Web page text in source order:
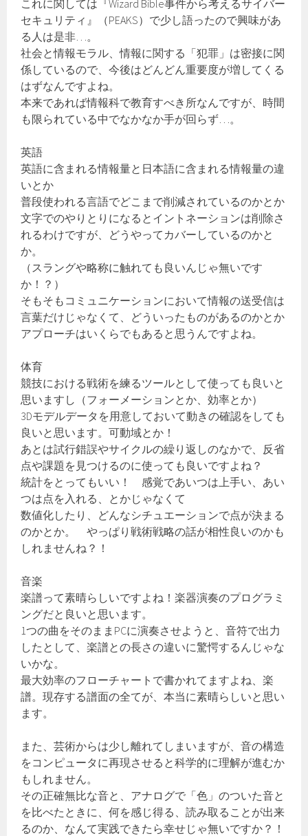
これに関しては『Wizard Bible事件から考えるサイバー
セキュリティ』（PEAKS）で少し語ったので興味があ
る人は是非…。
社会と情報モラル、情報に関する「犯罪」は密接に関
係しているので、今後はどんどん重要度が増してくる
はずなんですよね。
本来であれば情報科で教育すべき所なんですが、時間
も限られている中でなかなか手が回らず…。
英語
英語に含まれる情報量と日本語に含まれる情報量の違
いとか
普段使われる言語でどこまで削減されているのかとか
文字でのやりとりになるとイントネーションは削除さ
れるわけですが、どうやってカバーしているのかと
か。
（スラングや略称に触れても良いんじゃ無いです
か！？）
そもそもコミュニケーションにおいて情報の送受信は
言葉だけじゃなくて、どういったものがあるのかとか
アプローチはいくらでもあると思うんですよね。
体育
競技における戦術を練るツールとして使っても良いと
思いますし（フォーメーションとか、効率とか）
3Dモデルデータを用意しておいて動きの確認をしても
良いと思います。可動域とか！
あとは試行錯誤やサイクルの繰り返しのなかで、反省
点や課題を見つけるのに使っても良いですよね？
統計をとってもいい！ 感覚であいつは上手い、あい
つは点を入れる、とかじゃなくて
数値化したり、どんなシチュエーションで点が決まる
のかとか。 やっぱり戦術戦略の話が相性良いのかも
しれませんね？！
音楽
楽譜って素晴らしいですよね！楽器演奏のプログラミ
ングだと良いと思います。
1つの曲をそのままPCに演奏させようと、音符で出力
したとして、楽譜との長さの違いに驚愕するんじゃな
いかな。
最大効率のフローチャートで書かれてますよね、楽
譜。現存する譜面の全てが、本当に素晴らしいと思い
ます。
また、芸術からは少し離れてしまいますが、音の構造
をコンピュータに再現させると科学的に理解が進むか
もしれません。
その正確無比な音と、アナログで「色」のついた音と
を比べたときに、何を感じ得る、読み取ることが出来
るのか、なんて実践できたら幸せじゃ無いですか？！